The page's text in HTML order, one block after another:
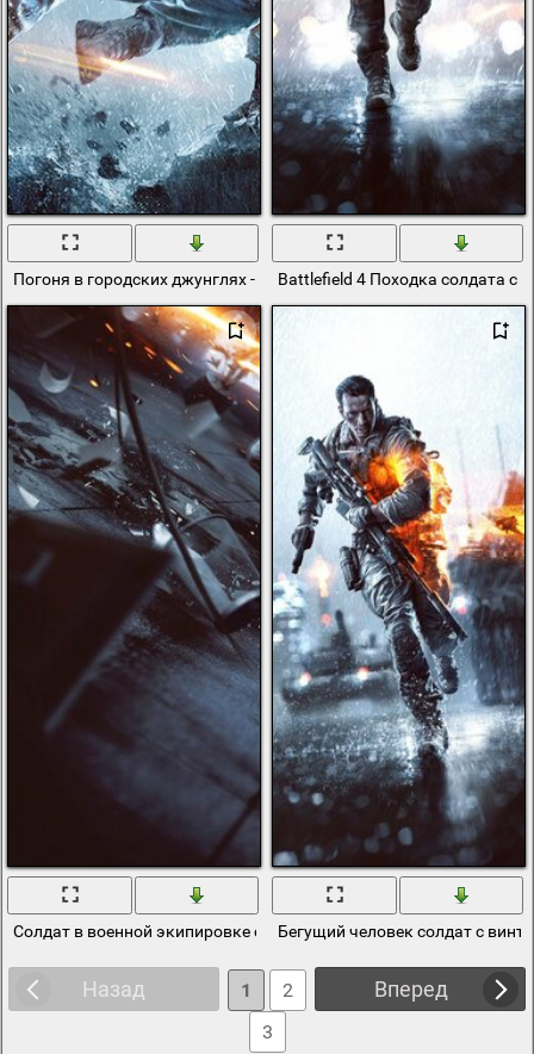
Погоня в городских джунглях - стрелок в прыжкеBattlefield 4 Походка солдата с
Солдат в военной экипировке стреляет из оружия
Бегущий человек солдат с
Назад Вперед
1
2
3